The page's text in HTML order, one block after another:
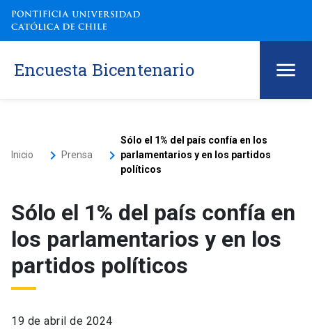
Encuesta Bicentenario
Inicio keyboard_arrow_right Prensa keyboard_arrow_right
Sólo el 1% del país confía en los
parlamentarios y en los partidos
políticos
Sólo el 1% del país confía en
los parlamentarios y en los
partidos políticos
19 de abril de 2024